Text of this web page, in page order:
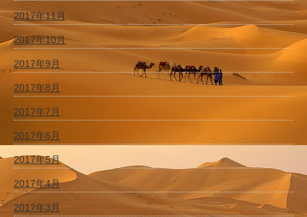
2017年11月
2017年10月
2017年9月
2017年8月
2017年7月
2017年6月
2017年5月
2017年4月
2017年3月